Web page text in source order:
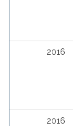
2016
2016